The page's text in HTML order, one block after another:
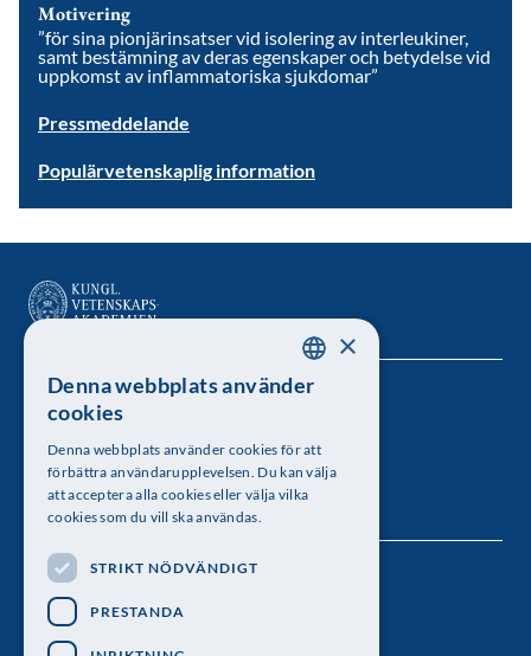
Motivering
”för sina pionjärinsatser vid isolering av interleukiner,
samt bestämning av deras egenskaper och betydelse vid
uppkomst av inflammatoriska sjukdomar”
Pressmeddelande
Populärvetenskaplig information
Kungl. Vetenskapsakademien
Besöksadress: Lilla Frescativägen 4A
Telefon: 08-673 95 00
Följ oss
SWEDISH
×
Denna webbplats använder
cookies
Denna webbplats använder cookies för att
förbättra användarupplevelsen. Du kan välja
att acceptera alla cookies eller välja vilka
cookies som du vill ska användas.
STRIKT NÖDVÄNDIGT
PRESTANDA